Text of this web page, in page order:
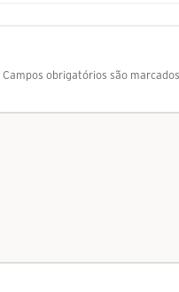
Campos obrigatórios são